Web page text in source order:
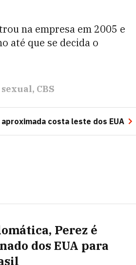
na empresa em 2005 e
até que se decida o
sexual CBS
costa leste dos EUA
Perez é
dos EUA para